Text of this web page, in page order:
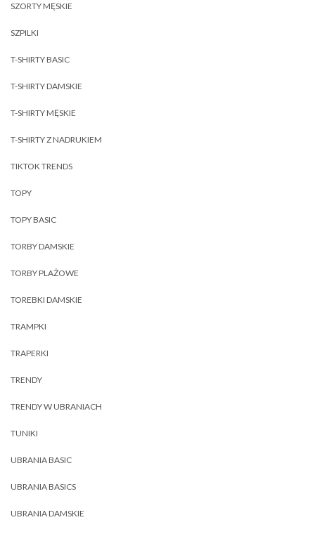
SZORTY MĘSKIE
SZPILKI
T-SHIRTY BASIC
T-SHIRTY DAMSKIE
T-SHIRTY MĘSKIE
T-SHIRTY Z NADRUKIEM
TIKTOK TRENDS
TOPY
TOPY BASIC
TORBY DAMSKIE
TORBY PLAŻOWE
TOREBKI DAMSKIE
TRAMPKI
TRAPERKI
TRENDY
TRENDY W UBRANIACH
TUNIKI
UBRANIA BASIC
UBRANIA BASICS
UBRANIA DAMSKIE